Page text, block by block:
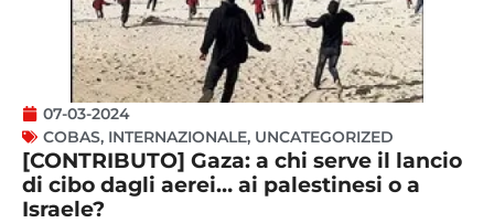
07-03-2024
COBAS, INTERNAZIONALE, UNCATEGORIZED
[CONTRIBUTO] Gaza: a chi serve il lancio
di cibo dagli aerei… ai palestinesi o a
Israele?